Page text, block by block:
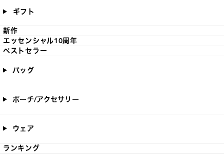
ギフト
新作
エッセンシャル10周年
ベストセラー
バッグ
ポーチ/アクセサリー
ウェア
ランキング